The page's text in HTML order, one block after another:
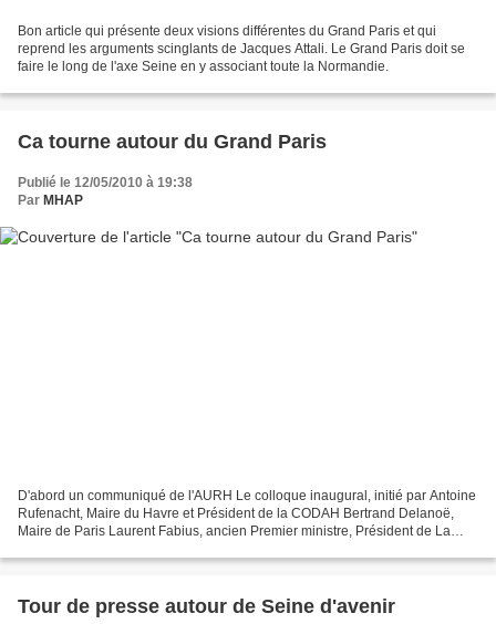
Bon article qui présente deux visions différentes du Grand Paris et qui
reprend les arguments scinglants de Jacques Attali. Le Grand Paris doit se
faire le long de l'axe Seine en y associant toute la Normandie.
Ca tourne autour du Grand Paris
Publié le 12/05/2010 à 19:38
Par MHAP
D'abord un communiqué de l'AURH Le colloque inaugural, initié par Antoine
Rufenacht, Maire du Havre et Président de la CODAH Bertrand Delanoë,
Maire de Paris Laurent Fabius, ancien Premier ministre, Président de La
Tour de presse autour de Seine d'avenir